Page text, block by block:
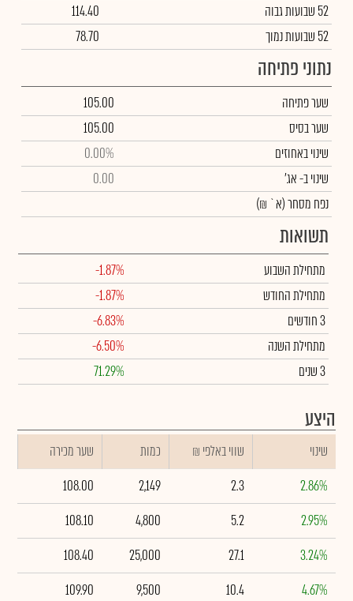
52 שבועות גבוה
114.40
52 שבועות נמוך
78.70
נתוני פתיחה
שער פתיחה
105.00
שער בסיס
105.00
שינוי באחוזים
0.00%
שינויב- אג'
0.00
נפח מסחר(א` ₪)
תשואות
מתחילת השבוע
-1.87%
מתחילת החודש
-1.87%
3 חודשים
-6.83%
מתחילת השנה
-6.50%
3 שנים
71.29%
היצע
שינוי ₪ שווי באלפי כמות
שער מכירה
2.86%
2.3
2,149
108.00
2.95%
5.2
4,800
108.10
3.24%
27.1
25,000
108.40
4.67%
10.4
9,500
109.90